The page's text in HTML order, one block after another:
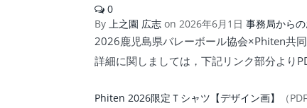
0
By 上之園 広志 on 2026年6月1日 事務局から
2026鹿児島県バレーボール協会×Phiten共
詳細に関しましては，下記リンク部分より
Phiten 2026限定Ｔシャツ【デザイン画】
（